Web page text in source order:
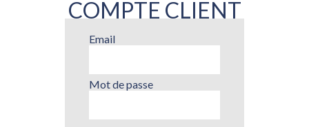
COMPTE CLIENT
Email
Mot de passe